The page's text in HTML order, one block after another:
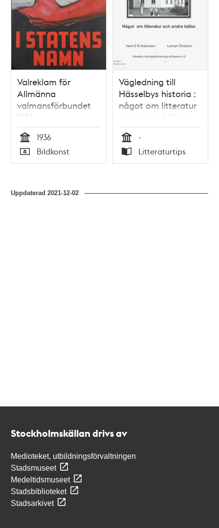
Valreklam för
Allmänna
valmansförbundet
1936
Tid
1936
Typ
Bildkonst
Vägledning till
Hässelbys historia :
något om litteratur
och andra källor /
Hans E. B.
Andersson, Lennart
Öhrström
Tid
-
Typ
Litteraturtips
Uppdaterad2021-12-02
Stockholmskällan drivs av
Medioteket, utbildningsförvaltningen
Stadsmuseet
Medeltidsmuseet
Stadsbiblioteket
Stadsarkivet